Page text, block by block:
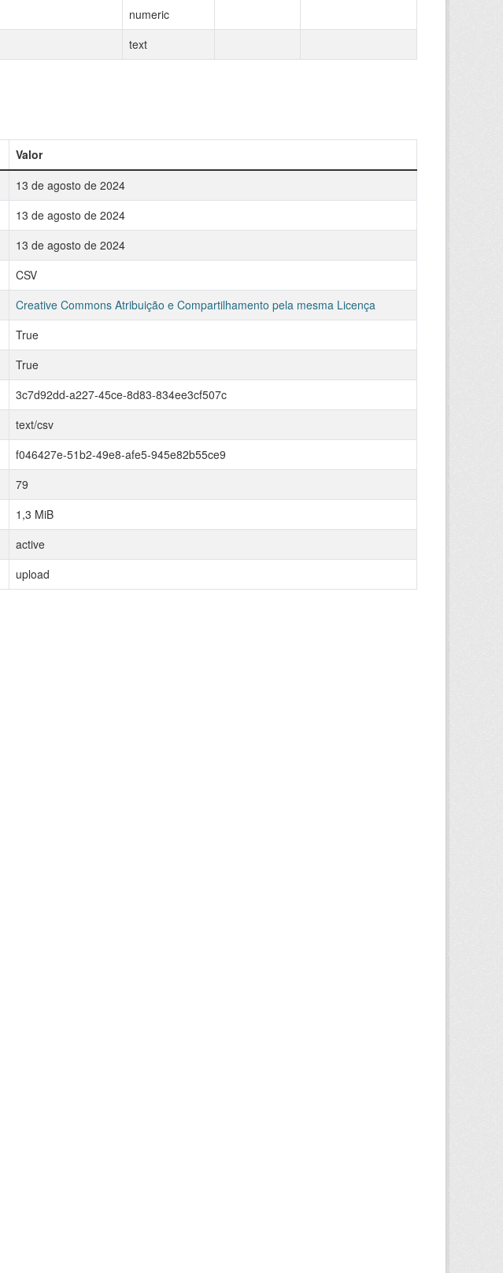
numeric
text
Valor
13 de agosto de 2024
13 de agosto de 2024
13 de agosto de 2024
CSV
Creative Commons Atribuição e Compartilhamento pela mesma Licença
True
True
3c7d92dd-a227-45ce-8d83-834ee3cf507c
text/csv
f046427e-51b2-49e8-afe5-945e82b55ce9
79
1,3 MiB
active
upload